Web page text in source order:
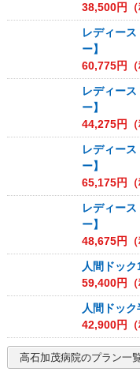
38,500円（
レディー
ー】
60,775円（
レディー
ー】
44,275円（
レディー
ー】
65,175円（
レディー
ー】
48,675円（
人間ドック
59,400円（
人間ドック
42,900円（
高石加茂病院のプラン一